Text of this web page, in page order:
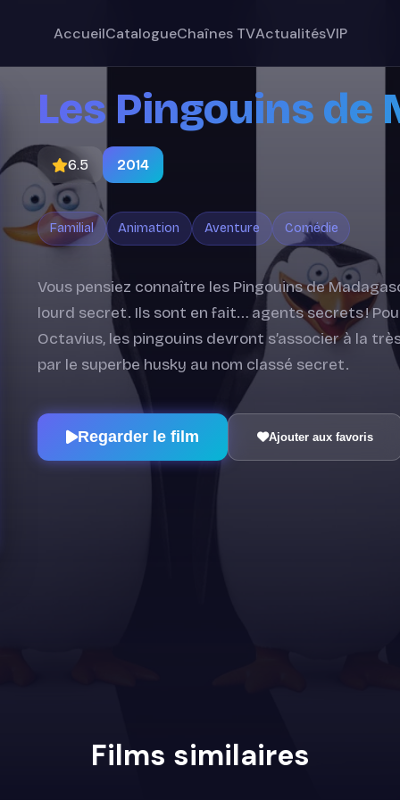
AccueilCatalogueChaînes TVActualitésVIP
Les Pingouins de
6.5 2014
Familial Animation Aventure Comédie
Vous pensiez connaître les Pingouins de
lourd secret. Ils sont en fait… agents secrets !
Octavius, les pingouins devront s’associer à la
par le superbe husky au nom classé secret.
Regarder le film Ajouter aux favoris
Films similaires